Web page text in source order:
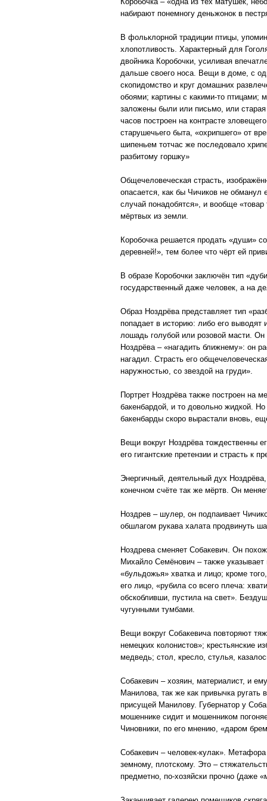
набирают понемногу деньжонок в
В фольклорной традиции птицы,
хлопотливость. Характерный для
двойника Коробочки, усиливая
дальше своего носа. Вещи в доме, с
скопидомство и круг домашних
обоями; картины с какими-то птицами;
заложены были или письмо, или
часов построен на контрасте
старушечьего быта, «охрипшего» от
шипеньем тотчас же последовало
разбитому горшку»
Общечеловеческая страсть,
опасается, как бы Чичиков не обманул
случай понадобятся», и вообще
мёртвых из земли.
Коробочка решается продать «души»
деревней!», тем более что чёрт ей
В образе Коробочки заключён тип
государственный даже человек, а на
Образ Ноздрёва представляет тип
попадает в историю: либо его
лошадь голубой или розовой масти. Он
Ноздрёва – «нагадить ближнему»: он
нагадил. Страсть его
наружностью, со звездой на груди».
Портрет Ноздрёва также построен на
бакенбардой, и то довольно жидкой.
бакенбарды скоро вырастали вновь,
Вещи вокруг Ноздрёва тождественны
его гигантские претензии и страсть к
Энергичный, деятельный дух
конечном счёте так же мёртв. Он
Ноздрев – шулер, он подпаивает
обшлагом рукава халата продвинуть
Ноздрева сменяет Собакевич. Он
Михайло Семёнович – также
«бульдожья» хватка и лицо; кроме
его лицо, «рубила со всего плеча:
обскобливши, пустила на свет».
чугунными тумбами.
Вещи вокруг Собакевича повторяют
немецких колонистов»; крестьянские
медведь; стол, кресло, стулья,
Собакевич – хозяин, материалист, и
Манилова, так же как привычка
присущей Манилову. Губернатор у
мошеннике сидит и мошенником
Чиновники, по его мнению, «даром
Собакевич – человек-кулак».
земному, плотскому. Это –
предметно, по-хозяйски прочно (даже